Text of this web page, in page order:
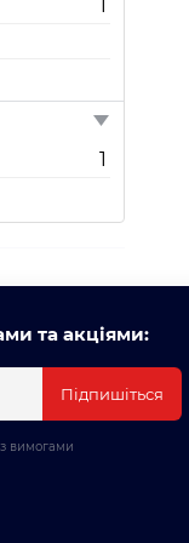
1
1
та акціями:
Підпишіться
з вимогами